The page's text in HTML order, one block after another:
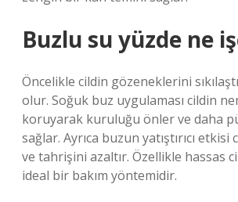
Buzlu su yüzde ne
Öncelikle cildin gözeneklerini
olur. Soğuk buz uygulaması cildin
koruyarak kuruluğu önler ve daha
sağlar. Ayrıca buzun yatıştırıcı etkisi
ve tahrişini azaltır. Özellikle hassas
ideal bir bakım yöntemidir.